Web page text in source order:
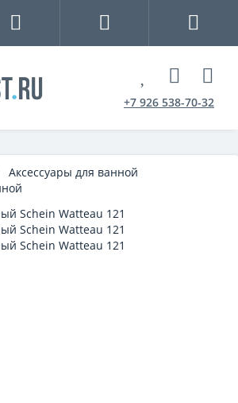
+7 926 538-70-32
Аксессуары для ванной